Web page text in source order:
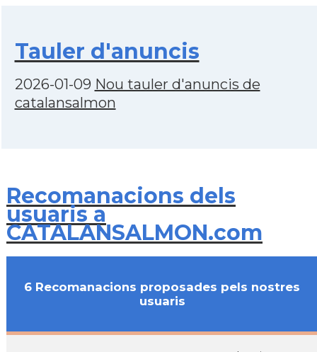
Tauler d'anuncis
2026-01-09 Nou tauler d'anuncis de
catalansalmon
Recomanacions dels
usuaris a
CATALANSALMON.com
6 Recomanacions proposades pels nostres
usuaris